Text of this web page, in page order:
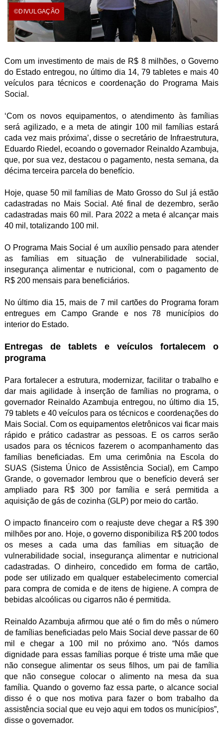
©DIVULGAÇÃO
Com um investimento de mais de R$ 8 milhões, o Governo
do Estado entregou, no último dia 14, 79 tabletes e mais 40
veículos para técnicos e coordenação do Programa Mais
Social.
‘Com os novos equipamentos, o atendimento às famílias
será agilizado, e a meta de atingir 100 mil famílias estará
cada vez mais próxima’, disse o secretário de Infraestrutura,
Eduardo Riedel, ecoando o governador Reinaldo Azambuja,
que, por sua vez, destacou o pagamento, nesta semana, da
décima terceira parcela do benefício.
Hoje, quase 50 mil famílias de Mato Grosso do Sul já estão
cadastradas no Mais Social. Até final de dezembro, serão
cadastradas mais 60 mil. Para 2022 a meta é alcançar mais
40 mil, totalizando 100 mil.
O Programa Mais Social é um auxílio pensado para atender
as famílias em situação de vulnerabilidade social,
insegurança alimentar e nutricional, com o pagamento de
R$ 200 mensais para beneficiários.
No último dia 15, mais de 7 mil cartões do Programa foram
entregues em Campo Grande e nos 78 municípios do
interior do Estado.
Entregas de tablets e veículos fortalecem o
programa
Para fortalecer a estrutura, modernizar, facilitar o trabalho e
dar mais agilidade à inserção de famílias no programa, o
governador Reinaldo Azambuja entregou, no último dia 15,
79 tablets e 40 veículos para os técnicos e coordenações do
Mais Social. Com os equipamentos eletrônicos vai ficar mais
rápido e prático cadastrar as pessoas. E os carros serão
usados para os técnicos fazerem o acompanhamento das
famílias beneficiadas. Em uma cerimônia na Escola do
SUAS (Sistema Único de Assistência Social), em Campo
Grande, o governador lembrou que o benefício deverá ser
ampliado para R$ 300 por família e será permitida a
aquisição de gás de cozinha (GLP) por meio do cartão.
O impacto financeiro com o reajuste deve chegar a R$ 390
milhões por ano. Hoje, o governo disponibiliza R$ 200 todos
os meses a cada uma das famílias em situação de
vulnerabilidade social, insegurança alimentar e nutricional
cadastradas. O dinheiro, concedido em forma de cartão,
pode ser utilizado em qualquer estabelecimento comercial
para compra de comida e de itens de higiene. A compra de
bebidas alcoólicas ou cigarros não é permitida.
Reinaldo Azambuja afirmou que até o fim do mês o número
de famílias beneficiadas pelo Mais Social deve passar de 60
mil e chegar a 100 mil no próximo ano. “Nós damos
dignidade para essas famílias porque é triste uma mãe que
não consegue alimentar os seus filhos, um pai de família
que não consegue colocar o alimento na mesa da sua
família. Quando o governo faz essa parte, o alcance social
disso é o que nos motiva para fazer o bom trabalho da
assistência social que eu vejo aqui em todos os municípios”,
disse o governador.